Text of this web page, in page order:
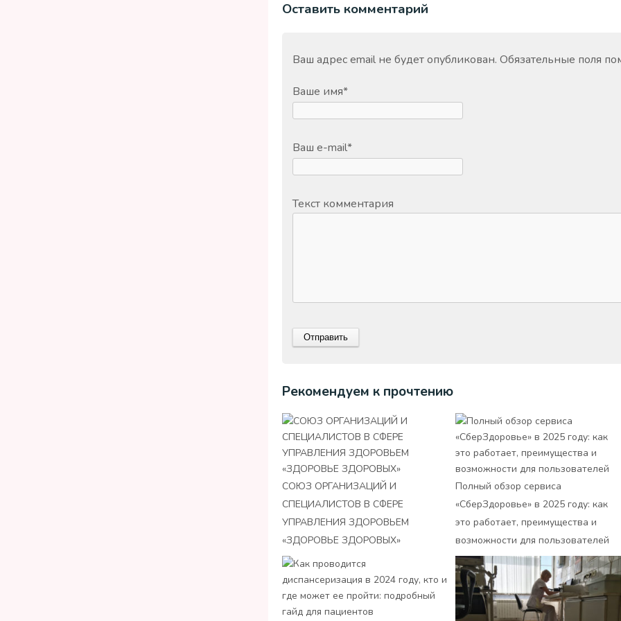
Оставить комментарий
Ваш адрес email не будет опубликован. Обязательные поля
Ваше имя*
Ваш e-mail*
Текст комментария
Рекомендуем к прочтению
СОЮЗ ОРГАНИЗАЦИЙ И
СПЕЦИАЛИСТОВ В СФЕРЕ
УПРАВЛЕНИЯ ЗДОРОВЬЕМ
«ЗДОРОВЬЕ ЗДОРОВЫХ»
Полный обзор сервиса
«СберЗдоровье» в 2025 году: как
это работает, преимущества и
возможности для пользователей